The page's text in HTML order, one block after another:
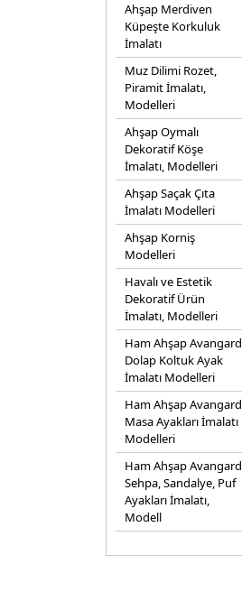
Ahşap Merdiven
Küpeşte Korkuluk
İmalatı
Muz Dilimi Rozet,
Piramit İmalatı,
Modelleri
Ahşap Oymalı
Dekoratif Köşe
İmalatı, Modelleri
Ahşap Saçak Çıta
İmalatı Modelleri
Ahşap Korniş
Modelleri
Havalı ve Estetik
Dekoratif Ürün
İmalatı, Modelleri
Ham Ahşap Avangard
Dolap Koltuk Ayak
İmalatı Modelleri
Ham Ahşap Avangard
Masa Ayakları İmalatı
Modelleri
Ham Ahşap Avangard
Sehpa, Sandalye, Puf
Ayakları İmalatı,
Modell